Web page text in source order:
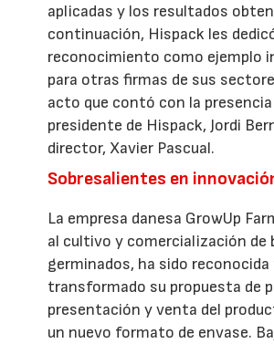
aplicadas y los resultados
continuación, Hispack les
reconocimiento como ejemplo
para otras firmas de sus
acto que contó con la presencia
presidente de Hispack, Jordi
director, Xavier Pascual.
Sobresalientes en
La empresa danesa GrowUp
al cultivo y comercialización de
germinados, ha sido reconocida
transformado su propuesta de
presentación y venta del
un nuevo formato de envase.